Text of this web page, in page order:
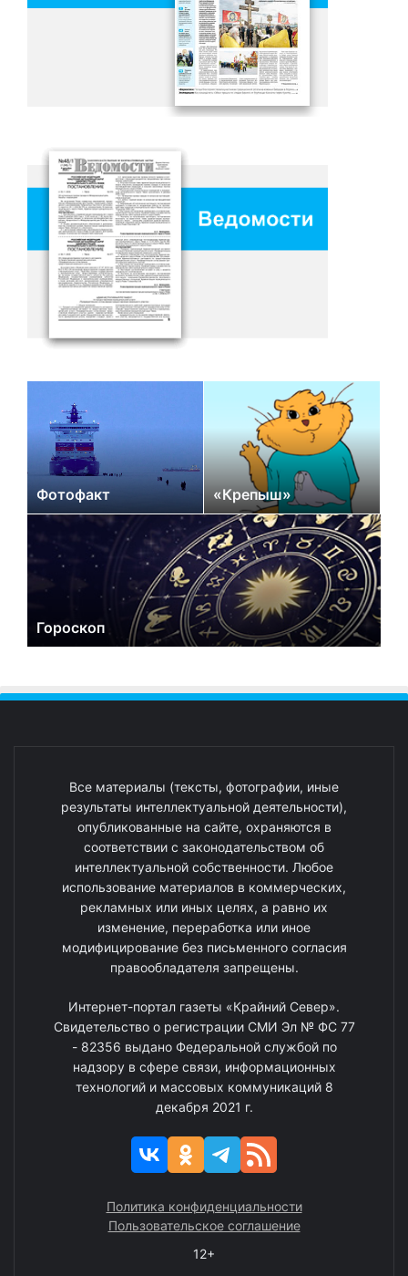
Фотофакт «Крепыш»
Гороскоп
Все материалы (тексты, фотографии, иные
результаты интеллектуальной деятельности),
опубликованные на сайте, охраняются в
соответствии с законодательством об
интеллектуальной собственности. Любое
использование материалов в коммерческих,
рекламных или иных целях, а равно их
изменение, переработка или иное
модифицирование без письменного согласия
правообладателя запрещены.
Интернет-портал газеты «Крайний Север».
Свидетельство о регистрации СМИ Эл № ФС 77
- 82356 выдано Федеральной службой по
надзору в сфере связи, информационных
технологий и массовых коммуникаций 8
декабря 2021 г.
Политика конфиденциальности
Пользовательское соглашение
12+